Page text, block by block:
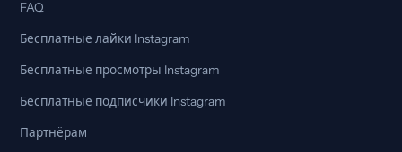
FAQ
Бесплатные лайки Instagram
Бесплатные просмотры Instagram
Бесплатные подписчики Instagram
Партнёрам